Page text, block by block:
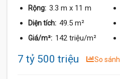
Rộng: 3.3 m x 11 m
Diện tích: 49.5 m²
Giá/m²: 142 triệu/m²
7 tỷ 500 triệu So sánh